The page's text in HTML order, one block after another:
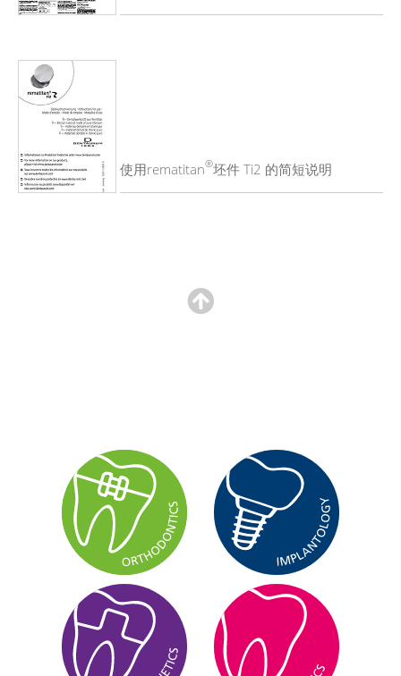
使用rematitan®坯件 Ti2 的简短说明